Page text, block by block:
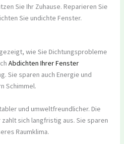
Sie Ihr Zuhause. Reparieren Sie
Sie undichte Fenster.
wie Sie Dichtungsprobleme
Abdichten Ihrer Fenster
Sie sparen auch Energie und
Schimmel.
und umweltfreundlicher. Die
sich langfristig aus. Sie sparen
Raumklima.